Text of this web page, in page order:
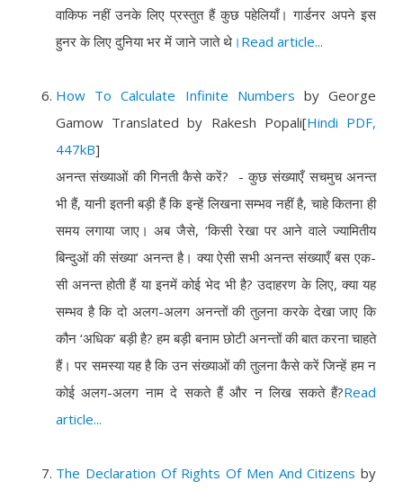
वाकिफ नहीं उनके लिए प्रस्तुत हैं कुछ पहेलियाँ। गार्डनर अपने इस
हुनर के लिए दुनिया भर में जाने जाते थे ।Read article...
How To Calculate Infinite Numbers by George
Gamow Translated by Rakesh Popali[Hindi PDF,
447kB]
अनन्त संख्याओं की गिनती कैसे करें? - कुछ संख्याएँ सचमुच अनन्त
भी हैं, यानी इतनी बड़ी हैं कि इन्हें लिखना सम्भव नहीं है, चाहे कितना ही
समय लगाया जाए। अब जैसे, ‘किसी रेखा पर आने वाले ज्यामितीय
बिन्दुओं की संख्या’ अनन्त है। क्या ऐसी सभी अनन्त संख्याएँ बस एक-
सी अनन्त होती हैं या इनमें कोई भेद भी है? उदाहरण के लिए, क्या यह
सम्भव है कि दो अलग-अलग अनन्तों की तुलना करके देखा जाए कि
कौन ‘अधिक’ बड़ी है? हम बड़ी बनाम छोटी अनन्तों की बात करना चाहते
हैं। पर समस्या यह है कि उन संख्याओं की तुलना कैसे करें जिन्हें हम न
कोई अलग-अलग नाम दे सकते हैं और न लिख सकते हैं?Read
article...
The Declaration Of Rights Of Men And Citizens by